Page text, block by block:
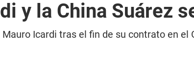
y la China Suárez
Icardi tras el fin de su contrato en el